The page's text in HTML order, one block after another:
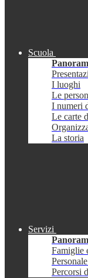
Scuola
I luoghi
Le
I numeri
Le carte
La storia
Servizi
Famiglie
Percorsi